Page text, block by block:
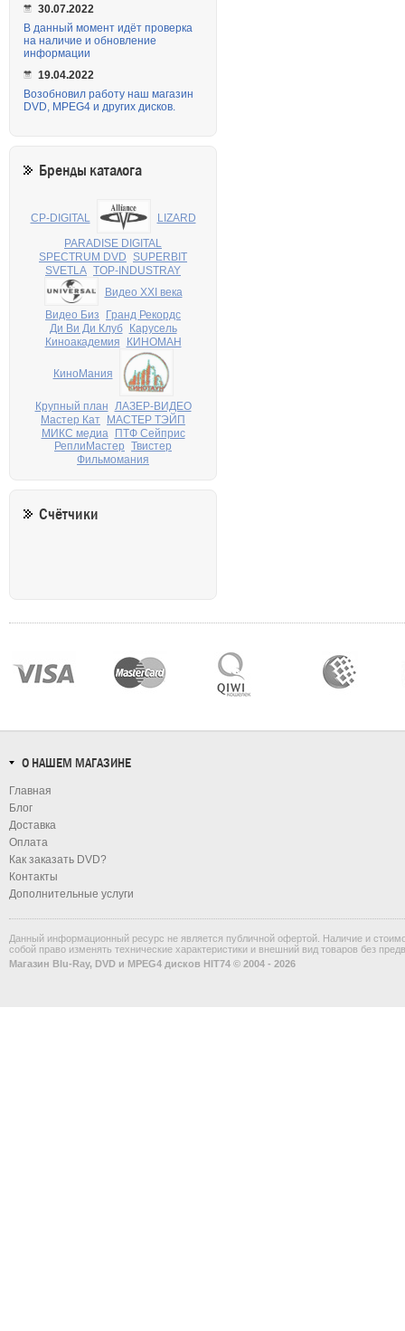
30.07.2022
В данный момент идёт проверка
на наличие и обновление
информации
19.04.2022
Возобновил работу наш магазин
DVD, MPEG4 и других дисков.
Бренды каталога
CP-DIGITAL LIZARD
PARADISE DIGITAL
SPECTRUM DVD SUPERBIT
SVETLA TOP-INDUSTRAY
Видео XXI века
Видео Биз
Гранд Рекордс
Ди Ви Ди Клуб
Карусель
Киноакадемия
КИНОМАН
КиноМания
Крупный план ЛАЗЕР-ВИДЕО
Мастер Кат МАСТЕР ТЭЙП
МИКС медиа
ПТФ Сейприс
РеплиМастер Твистер
Фильмомания
Счётчики
О НАШЕМ МАГАЗИНЕ
Главная
Блог
Доставка
Оплата
Как заказать DVD?
Контакты
Дополнительные услуги
Данный информационный ресурс не является публичной офертой. Наличие и
собой право изменять технические характеристики и внешний вид товаров без
Магазин Blu-Ray, DVD и MPEG4 дисков HIT74 © 2004 - 2026